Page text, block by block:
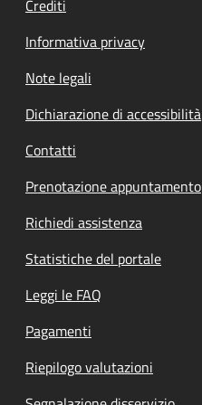
Crediti
Informativa privacy
Note legali
Dichiarazione di accessibilità
Contatti
Prenotazione appuntamento
Richiedi assistenza
Statistiche del portale
Leggi le FAQ
Pagamenti
Riepilogo valutazioni